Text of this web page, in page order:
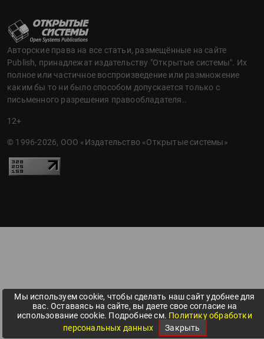
Авторские права на все статьи, размещённые на сайте
Publish, принадлежат издательству "Открытые системы". Их
полное или частичное воспроизведение или размножение
каким бы то ни было способом допускается только с
письменного разрешения правообладателя..
12+
© 1996-2026, ООО «Издательство «Открытые системы»
Мы используем cookie, чтобы сделать наш сайт удобнее для
вас. Оставаясь на сайте, вы даете свое согласие на
использование cookie. Подробнее см. Политику обработки
персональных данных
Закрыть